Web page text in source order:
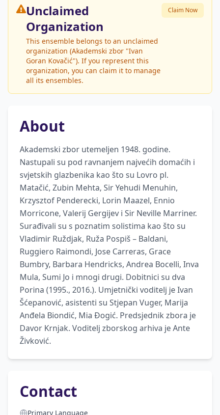
Unclaimed
Organization
This ensemble belongs to an unclaimed
organization (Akademski zbor "Ivan
Goran Kovačić"). If you represent this
organization, you can claim it to manage
all its ensembles.
Claim Now
About
Akademski zbor utemeljen 1948. godine.
Nastupali su pod ravnanjem najvećih domaćih i
svjetskih glazbenika kao što su Lovro pl.
Matačić, Zubin Mehta, Sir Yehudi Menuhin,
Krzysztof Penderecki, Lorin Maazel, Ennio
Morricone, Valerij Gergijev i Sir Neville Marriner.
Surađivali su s poznatim solistima kao što su
Vladimir Ruždjak, Ruža Pospiš – Baldani,
Ruggiero Raimondi, Jose Carreras, Grace
Bumbry, Barbara Hendricks, Andrea Bocelli, Inva
Mula, Sumi Jo i mnogi drugi. Dobitnici su dva
Porina (1995., 2016.). Umjetnički voditelj je Ivan
Šćepanović, asistenti su Stjepan Vuger, Marija
Anđela Biondić, Mia Đogić. Predsjednik zbora je
Davor Krnjak. Voditelj zborskog arhiva je Ante
Živković.
Contact
Primary Language